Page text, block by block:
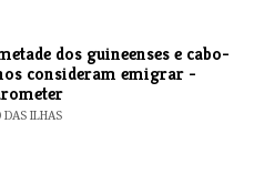
dos guineenses e cabo-
consideram emigrar -
DAS ILHAS